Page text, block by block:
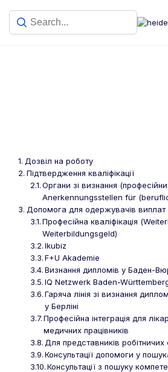
Дозвіл на роботу
Підтвердження кваліфікації
Органи зі визнання
Anerkennungsstellen für
Допомога для одержувачів
Професійна кваліфікація
Weiterbildungsgeld)
Ikubiz
F+U Akademie
Визнання дипломів у Баден-
IQ Netzwerk Baden-
Гаряча лінія зі визнання
у Берліні
Професійна інтеграція для
медичних працівників
Для представників робітничих
Консультації допомоги у
Консультації з пошуку